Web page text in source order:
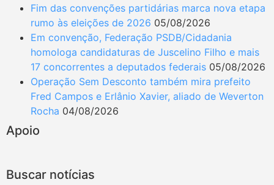
Fim das convenções partidárias marca nova etapa
rumo às eleições de 2026 05/08/2026
Em convenção, Federação PSDB/Cidadania
homologa candidaturas de Juscelino Filho e mais
17 concorrentes a deputados federais 05/08/2026
Operação Sem Desconto também mira prefeito
Fred Campos e Erlânio Xavier, aliado de Weverton
Rocha 04/08/2026
Apoio
Buscar notícias